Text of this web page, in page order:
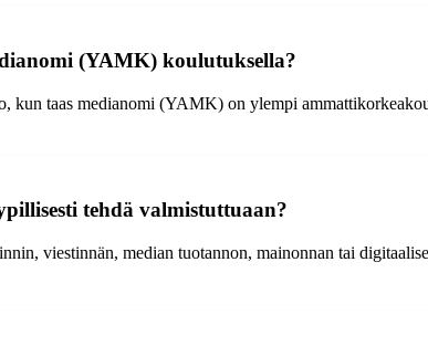
(YAMK) koulutuksella?
taas medianomi (YAMK) on ylempi
tehdä valmistuttuaan?
viestinnän, median tuotannon, mainonnan tai